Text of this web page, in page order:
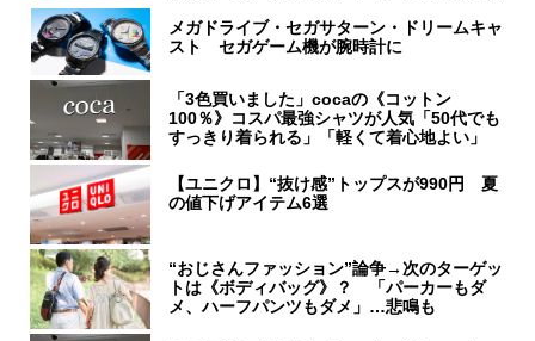
メガドライブ・セガサターン・ドリームキャ
スト セガゲーム機が腕時計に
「3色買いました」cocaの《コットン
100％》コスパ最強シャツが人気「50代でも
すっきり着られる」「軽くて着心地よい」
【ユニクロ】“抜け感”トップスが990円 夏
の値下げアイテム6選
“おじさんファッション”論争→次のターゲッ
トは《ボディバッグ》？ 「パーカーもダ
メ、ハーフパンツもダメ」…悲鳴も